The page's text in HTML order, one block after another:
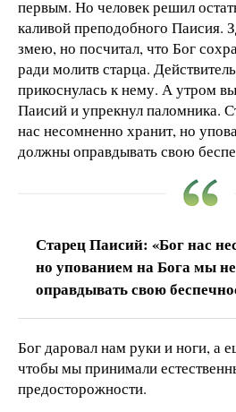
первым. Но человек решил
каливой преподобного Паисия.
змею, но посчитал, что Бог
ради молитв старца.
прикоснулась к нему. А утром
Паисий и упрекнул паломника.
нас несомненно хранит, но
должны оправдывать свою
Старец Паисий: «Бог нас
но упованием на Бога мы
оправдывать свою
Бог даровал нам руки и ноги, а
чтобы мы принимали
предосторожности.